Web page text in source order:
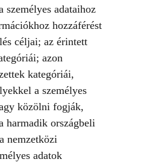
személyes adataihoz
hozzáférést
céljai; az érintett
azon
kategóriái,
a személyes
közölni fogják,
harmadik országbeli
nemzetközi
adatok